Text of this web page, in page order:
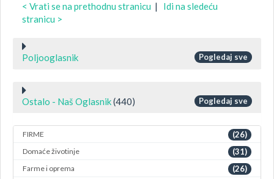
< Vrati se na prethodnu stranicu | Idi na sledeću
stranicu >
Poljooglasnik Pogledaj sve
Ostalo - Naš Oglasnik(440) Pogledaj sve
FIRME (26)
Domaće životinje (31)
Farme i oprema (26)